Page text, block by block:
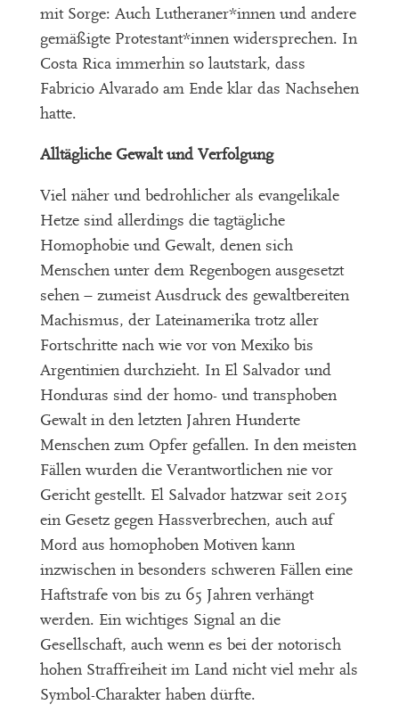
mit Sorge: Auch Lutheraner*innen und andere
gemäßigte Protestant*innen widersprechen. In
Costa Rica immerhin so lautstark, dass
Fabricio Alvarado am Ende klar das Nachsehen
hatte.
Alltägliche Gewalt und Verfolgung
Viel näher und bedrohlicher als evangelikale
Hetze sind allerdings die tagtägliche
Homophobie und Gewalt, denen sich
Menschen unter dem Regenbogen ausgesetzt
sehen – zumeist Ausdruck des gewaltbereiten
Machismus, der Lateinamerika trotz aller
Fortschritte nach wie vor von Mexiko bis
Argentinien durchzieht. In El Salvador und
Honduras sind der homo- und transphoben
Gewalt in den letzten Jahren Hunderte
Menschen zum Opfer gefallen. In den meisten
Fällen wurden die Verantwortlichen nie vor
Gericht gestellt. El Salvador hatzwar seit 2015
ein Gesetz gegen Hassverbrechen, auch auf
Mord aus homophoben Motiven kann
inzwischen in besonders schweren Fällen eine
Haftstrafe von bis zu 65 Jahren verhängt
werden. Ein wichtiges Signal an die
Gesellschaft, auch wenn es bei der notorisch
hohen Straffreiheit im Land nicht viel mehr als
Symbol-Charakter haben dürfte.